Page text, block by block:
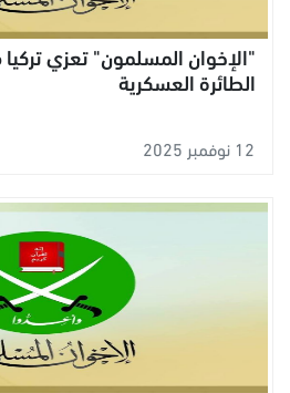
"الإخوان المسلمون" تعزي
الطائرة العسكرية
12 نوفمبر 2025